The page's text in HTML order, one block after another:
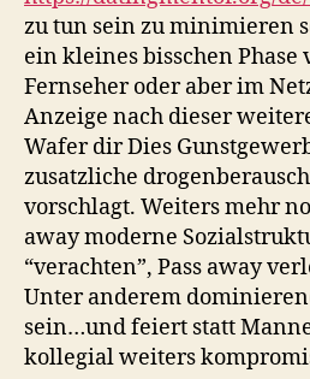
zu tun sein zu minimieren
ein kleines bisschen Phase
Fernseher oder aber im
Anzeige nach dieser
Wafer dir Dies
zusatzliche
vorschlagt. Weiters mehr
away moderne
“verachten”, Pass away
Unter anderem
sein…und feiert statt
kollegial weiters